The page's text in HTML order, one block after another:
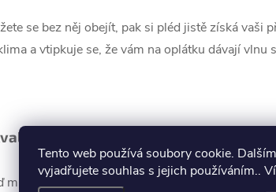
Tento web používá soubory cookie.
vyjadřujete souhlas s jejich používáním..
se bez něj obejít, pak si pléd jistě získá vaši
a vtipkuje se, že vám na oplátku dávají
kterou můžete cítit
můžeme říct, že se stane jednou z vašich